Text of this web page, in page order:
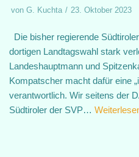
von G. Kuchta 23. Oktober 2023
Die bisher regierende
dortigen Landtagswahl stark
Landeshauptmann und
Kompatscher macht dafür eine
verantwortlich. Wir seitens der
Südtiroler der SVP…